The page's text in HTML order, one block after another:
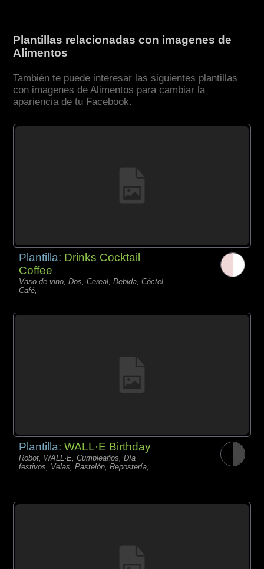
Plantillas relacionadas con imagenes de
Alimentos
También te puede interesar las siguientes plantillas
con imagenes de Alimentos para cambiar la
apariencia de tu Facebook.
Plantilla: Drinks Cocktail
Coffee
Vaso de vino, Dos, Cereal, Bebida, Cóctel,
Café,
Plantilla:WALL·E Birthday
Robot, WALL·E, Cumpleaños, Día
festivos, Velas, Pastelón, Repostería,